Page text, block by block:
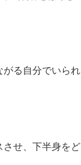
がる自分でいられ
させ、下半身をど